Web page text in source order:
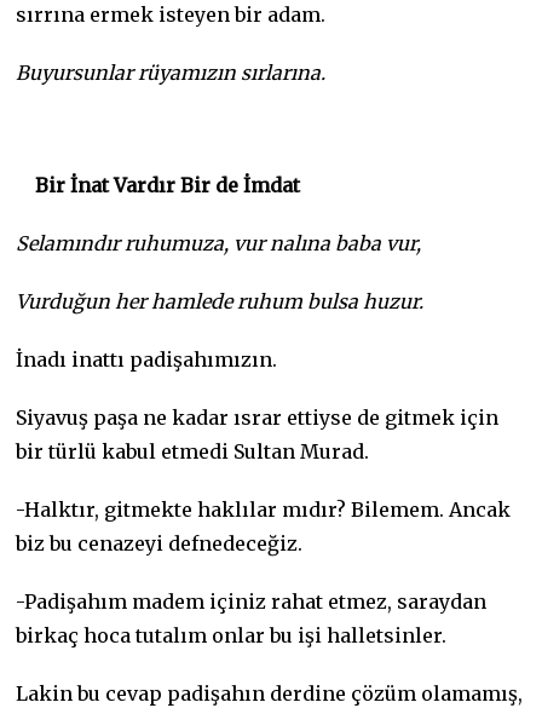
sırrına ermek isteyen bir adam.
Buyursunlar rüyamızın sırlarına.
Bir İnat Vardır Bir de İmdat
Selamındır ruhumuza, vur nalına baba vur,
Vurduğun her hamlede ruhum bulsa huzur.
İnadı inattı padişahımızın.
Siyavuş paşa ne kadar ısrar ettiyse de gitmek için
bir türlü kabul etmedi Sultan Murad.
-Halktır, gitmekte haklılar mıdır? Bilemem. Ancak
biz bu cenazeyi defnedeceğiz.
-Padişahım madem içiniz rahat etmez, saraydan
birkaç hoca tutalım onlar bu işi halletsinler.
Lakin bu cevap padişahın derdine çözüm olamamış,